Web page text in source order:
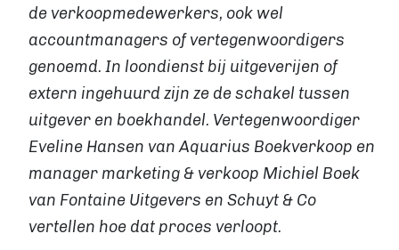
Boek uitgeven via Managementboek.nl
Stappenplan
Boek uitgeven via Boekenbestellen.nl
Boek uitgeven via eigen website
E-BOOK UITGEVEN
Boek uitgeven als e-book
Wat is een e-book?
E-book opmaken
E-book verkopen
de verkoopmedewerkers, ook wel
accountmanagers of vertegenwoordigers
genoemd. In loondienst bij uitgeverijen of
extern ingehuurd zijn ze de schakel tussen
uitgever en boekhandel. Vertegenwoordiger
Eveline Hansen van Aquarius Boekverkoop en
manager marketing & verkoop Michiel Boek
van Fontaine Uitgevers en Schuyt & Co
vertellen hoe dat proces verloopt.